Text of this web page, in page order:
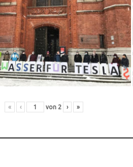
« ‹ von 2 › »